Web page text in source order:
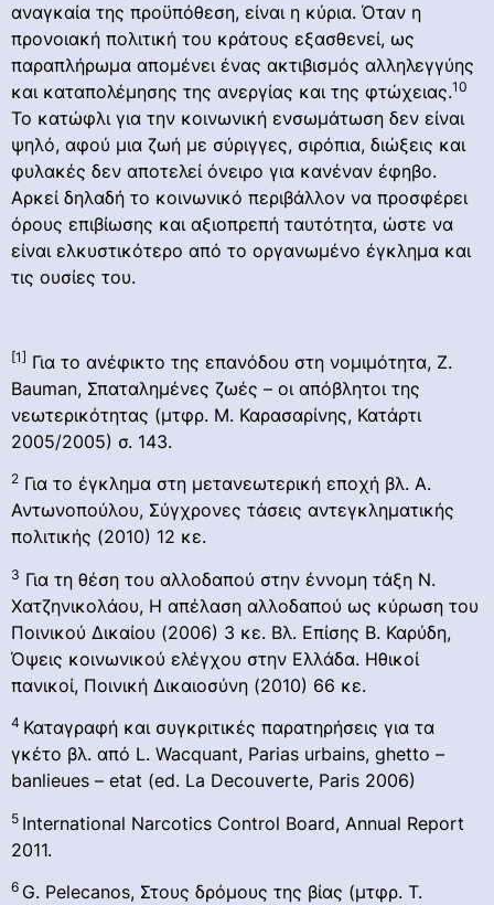
αναγκαία της προϋπόθεση, είναι η κύρια. Όταν η
προνοιακή πολιτική του κράτους εξασθενεί, ως
παραπλήρωμα απομένει ένας ακτιβισμός αλληλεγγύης
και καταπολέμησης της ανεργίας και της φτώχειας.10
Το κατώφλι για την κοινωνική ενσωμάτωση δεν είναι
ψηλό, αφού μια ζωή με σύριγγες, σιρόπια, διώξεις και
φυλακές δεν αποτελεί όνειρο για κανέναν έφηβο.
Αρκεί δηλαδή το κοινωνικό περιβάλλον να προσφέρει
όρους επιβίωσης και αξιοπρεπή ταυτότητα, ώστε να
είναι ελκυστικότερο από το οργανωμένο έγκλημα και
τις ουσίες του.
[1] Για το ανέφικτο της επανόδου στη νομιμότητα, Z.
Bauman, Σπαταλημένες ζωές – οι απόβλητοι της
νεωτερικότητας (μτφρ. Μ. Καρασαρίνης, Κατάρτι
2005/2005) σ. 143.
2 Για το έγκλημα στη μετανεωτερική εποχή βλ. Α.
Αντωνοπούλου, Σύγχρονες τάσεις αντεγκληματικής
πολιτικής (2010) 12 κε.
3 Για τη θέση του αλλοδαπού στην έννομη τάξη Ν.
Χατζηνικολάου, Η απέλαση αλλοδαπού ως κύρωση του
Ποινικού Δικαίου (2006) 3 κε. Βλ. Επίσης Β. Καρύδη,
Όψεις κοινωνικού ελέγχου στην Ελλάδα. Ηθικοί
πανικοί, Ποινική Δικαιοσύνη (2010) 66 κε.
4 Καταγραφή και συγκριτικές παρατηρήσεις για τα
γκέτο βλ. από L. Wacquant, Parias urbains, ghetto –
banlieues – etat (ed. La Decouverte, Paris 2006)
5 International Narcotics Control Board, Annual Report
2011.
6 G. Pelecanos, Στους δρόμους της βίας (μτφρ. Τ.